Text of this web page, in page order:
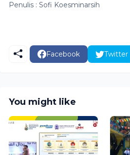
Penulis : Sofi Koesminarsih
Facebook Twitter
You might like